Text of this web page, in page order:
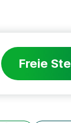
Freie